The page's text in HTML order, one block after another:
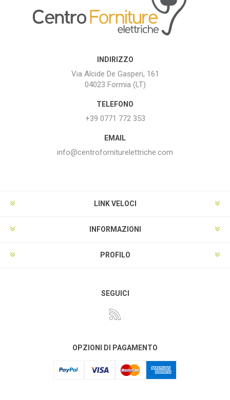
INDIRIZZO
Via Alcide De Gasperi, 161
04023 Formia (LT)
TELEFONO
+39 0771 772 353
EMAIL
info@centroforniturelettriche.com
LINK VELOCI
INFORMAZIONI
PROFILO
SEGUICI
OPZIONI DI PAGAMENTO